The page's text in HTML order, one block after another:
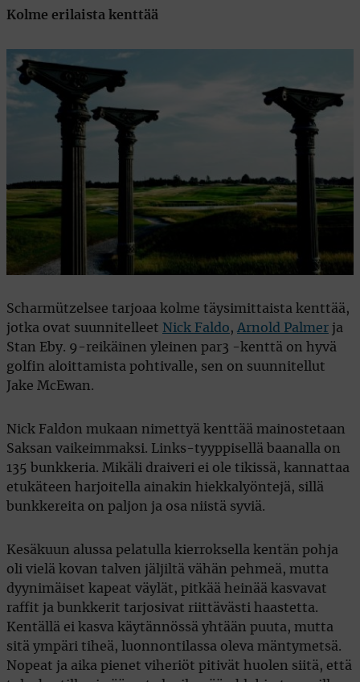
Kolme erilaista kenttää
Scharmützelsee tarjoaa kolme täysimittaista kenttää,
jotka ovat suunnitelleet Nick Faldo, Arnold Palmer ja
Stan Eby. 9-reikäinen yleinen par3 -kenttä on hyvä
golfin aloittamista pohtivalle, sen on suunnitellut
Jake McEwan.
Nick Faldon mukaan nimettyä kenttää mainostetaan
Saksan vaikeimmaksi. Links-tyyppisellä baanalla on
135 bunkkeria. Mikäli draiveri ei ole tikissä, kannattaa
etukäteen harjoitella ainakin hiekkalyöntejä, sillä
bunkkereita on paljon ja osa niistä syviä.
Kesäkuun alussa pelatulla kierroksella kentän pohja
oli vielä kovan talven jäljiltä vähän pehmeä, mutta
dyynimäiset kapeat väylät, pitkää heinää kasvavat
raffit ja bunkkerit tarjosivat riittävästi haastetta.
Kentällä ei kasva käytännössä yhtään puuta, mutta
sitä ympäri tiheä, luonnontilassa oleva mäntymetsä.
Nopeat ja aika pienet viheriöt pitivät huolen siitä, että